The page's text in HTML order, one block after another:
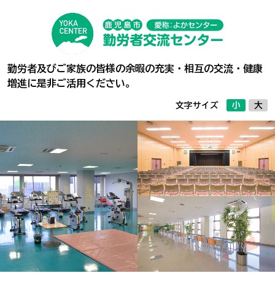
勤労者及びご家族の皆様の余暇の充実・相互の交流・健康
増進に是非ご活用ください。
文字サイズ 小 大
料金案内
フロアガイド
（空き状況の確認）
アクセス
お問い合わせ
利用者登録